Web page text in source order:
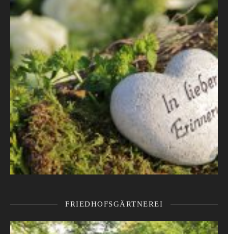
FRIEDHOFSGÄRTNEREI